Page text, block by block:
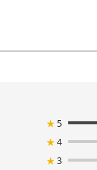
★ 5
★ 4
★ 3